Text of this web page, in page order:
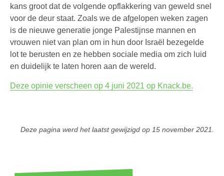
kans groot dat de volgende opflakkering van geweld snel
voor de deur staat. Zoals we de afgelopen weken zagen
is de nieuwe generatie jonge Palestijnse mannen en
vrouwen niet van plan om in hun door Israël bezegelde
lot te berusten en ze hebben sociale media om zich luid
en duidelijk te laten horen aan de wereld.
Deze opinie verscheen op 4 juni 2021 op Knack.be.
Deze pagina werd het laatst gewijzigd op 15 november 2021